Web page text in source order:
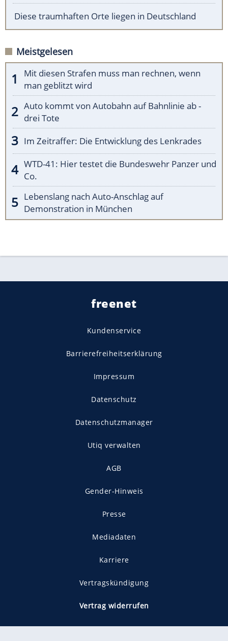
Diese traumhaften Orte liegen in Deutschland
Meistgelesen
Mit diesen Strafen muss man rechnen, wenn
man geblitzt wird
Auto kommt von Autobahn auf Bahnlinie ab -
drei Tote
Im Zeitraffer: Die Entwicklung des Lenkrades
WTD-41: Hier testet die Bundeswehr Panzer und
Co.
Lebenslang nach Auto-Anschlag auf
Demonstration in München
freenet
Kundenservice
Barrierefreiheitserklärung
Impressum
Datenschutz
Datenschutzmanager
Utiq verwalten
AGB
Gender-Hinweis
Presse
Mediadaten
Karriere
Vertragskündigung
Vertrag widerrufen